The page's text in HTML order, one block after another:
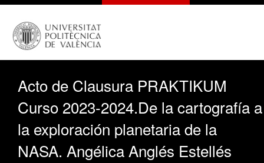
Acto de Clausura PRAKTIKUM
Curso 2023-2024.De la cartografía a
la exploración planetaria de la
NASA. Angélica Anglés Estellés